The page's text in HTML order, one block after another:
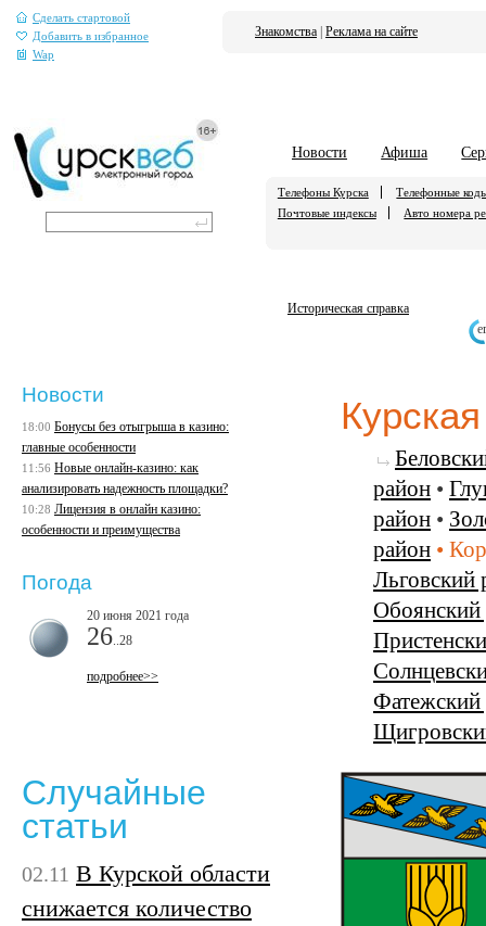
Сделать стартовой
Добавить в избранное
Wap
Знакомства Реклама на сайте
Новости Афиша
Телефоны Курска
Телефонные
Почтовые индексы
Авто номера
Историческая справка
район •
район •
район •
Льговский
Обоянский
Фатежский
Новости
18:00 Бонусы без отыгрыша в казино:
главные особенности
11:56 Новые онлайн-казино: как
анализировать надежность площадки?
10:28 Лицензия в онлайн казино:
особенности и преимущества
Погода
20 июня 2021 года
26 ..28
подробнее>>
Случайные
статьи
02.11 В Курской области
снижается количество